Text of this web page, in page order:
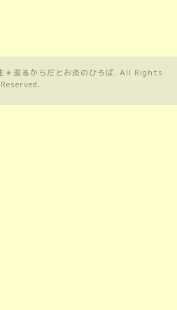
＊巡るからだとお灸のひろば. All Rights
Reserved.